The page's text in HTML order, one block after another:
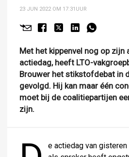
23 JUN 2022 OM 17:31 UUR
Met het kippenvel nog op zijn
actiedag, heeft LTO-
Brouwer het stikstofdebat in
gevolgd. Hij kan maar één
moet bij de coalitiepartijen
zijn.
e actiedag van